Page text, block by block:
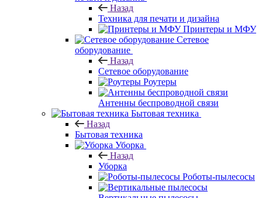
Назад
Техника для печати и дизайна
Принтеры и МФУ
Сетевое
оборудование
Назад
Сетевое оборудование
Роутеры
Антенны беспроводной связи
Бытовая техника
Назад
Бытовая техника
Уборка
Назад
Уборка
Роботы-пылесосы